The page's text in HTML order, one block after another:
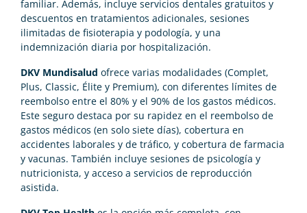
familiar. Además, incluye servicios dentales gratuitos y
descuentos en tratamientos adicionales, sesiones
ilimitadas de fisioterapia y podología, y una
indemnización diaria por hospitalización.
DKV Mundisalud ofrece varias modalidades (Complet,
Plus, Classic, Élite y Premium), con diferentes límites de
reembolso entre el 80% y el 90% de los gastos médicos.
Este seguro destaca por su rapidez en el reembolso de
gastos médicos (en solo siete días), cobertura en
accidentes laborales y de tráfico, y cobertura de farmacia
y vacunas. También incluye sesiones de psicología y
nutricionista, y acceso a servicios de reproducción
asistida.